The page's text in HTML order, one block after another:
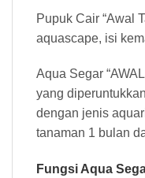
Pupuk Cair “Awal
aquascape, isi
Aqua Segar
yang
dengan jenis
tanaman 1 bulan
Fungsi Aqua